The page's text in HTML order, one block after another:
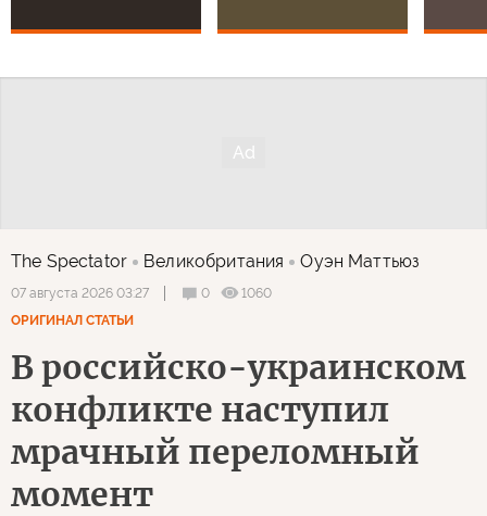
The Spectator Великобритания Оуэн Маттьюз
07 августа 2026 03:27 0
1060
ОРИГИНАЛ СТАТЬИ
В российско-украинском
конфликте наступил
мрачный переломный
момент